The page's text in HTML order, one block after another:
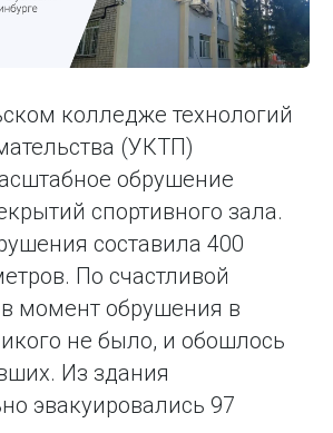
колледже технологий
(УКТП)
обрушение
спортивного зала.
составила 400
По счастливой
момент обрушения в
не было, и обошлось
Из здания
эвакуировались 97